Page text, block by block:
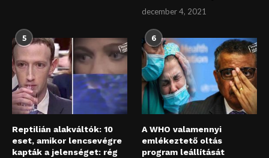
december 4, 2021
5
Reptilián alakváltók: 10
eset, amikor lencsevégre
kapták a jelenséget: rég
6
A WHO valamennyi
emlékeztető oltás
program leállítását